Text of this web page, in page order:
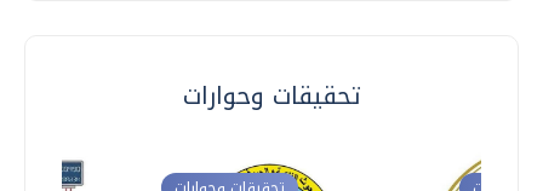
تحقيقات وحوارات